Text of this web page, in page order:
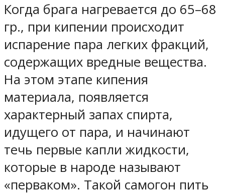
Когда брага нагревается до 65–68
гр., при кипении происходит
испарение пара легких фракций,
содержащих вредные вещества.
На этом этапе кипения
материала, появляется
характерный запах спирта,
идущего от пара, и начинают
течь первые капли жидкости,
которые в народе называют
«перваком». Такой самогон пить